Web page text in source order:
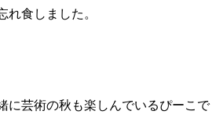
れ食しました。
に芸術の秋も楽しんでいるぴーこで